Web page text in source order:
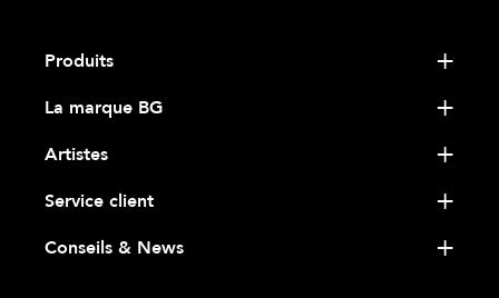
Produits
La marque BG
Artistes
Service client
Conseils & News